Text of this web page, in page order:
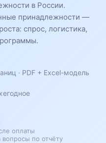
в России.
принадлежности —
спрос, логистика,
· PDF + Excel-модель
оплаты
вопросы по отчёту